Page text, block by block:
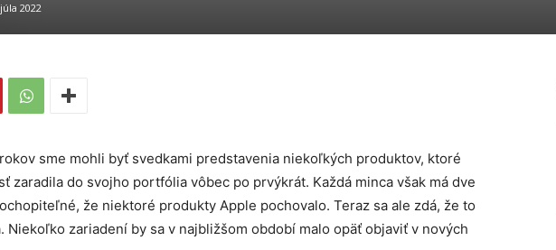
2022
sme mohli byť svedkami predstavenia niekoľkých produktov, ktoré
zaradila do svojho portfólia vôbec po prvýkrát. Každá minca však má dve
že niektoré produkty Apple pochovalo. Teraz sa ale zdá, že to
Niekoľko zariadení by sa v najbližšom období malo opäť objaviť v nových